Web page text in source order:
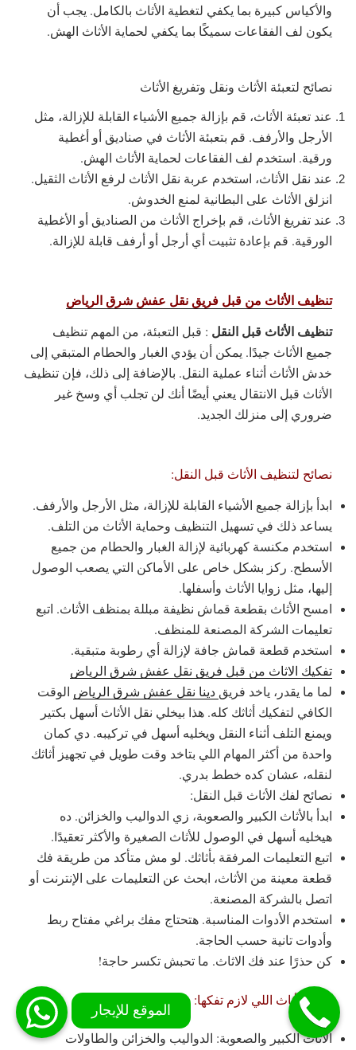
والأكياس كبيرة بما يكفي لتغطية الأثاث بالكامل. يجب أن
يكون لف الفقاعات سميكًا بما يكفي لحماية الأثاث الهش.
نصائح لتعبئة الأثاث ونقل وتفريغ الأثاث
عند تعبئة الأثاث، قم بإزالة جميع الأشياء القابلة للإزالة، مثل
الأرجل والأرفف. قم بتعبئة الأثاث في صناديق أو أغطية
ورقية. استخدم لف الفقاعات لحماية الأثاث الهش.
عند نقل الأثاث، استخدم عربة نقل الأثاث لرفع الأثاث الثقيل.
انزلق الأثاث على البطانية لمنع الخدوش.
عند تفريغ الأثاث، قم بإخراج الأثاث من الصناديق أو الأغطية
الورقية. قم بإعادة تثبيت أي أرجل أو أرفف قابلة للإزالة.
تنظيف الأثاث من قبل فريق نقل عفش شرق الرياض
تنظيف الأثاث قبل النقل : قبل التعبئة، من المهم تنظيف
جميع الأثاث جيدًا. يمكن أن يؤدي الغبار والحطام المتبقي إلى
خدش الأثاث أثناء عملية النقل. بالإضافة إلى ذلك، فإن تنظيف
الأثاث قبل الانتقال يعني أيضًا أنك لن تجلب أي وسخ غير
ضروري إلى منزلك الجديد.
نصائح لتنظيف الأثاث قبل النقل:
ابدأ بإزالة جميع الأشياء القابلة للإزالة، مثل الأرجل والأرفف.
يساعد ذلك في تسهيل التنظيف وحماية الأثاث من التلف.
استخدم مكنسة كهربائية لإزالة الغبار والحطام من جميع
الأسطح. ركز بشكل خاص على الأماكن التي يصعب الوصول
إليها، مثل زوايا الأثاث وأسفلها.
امسح الأثاث بقطعة قماش نظيفة مبللة بمنظف الأثاث. اتبع
تعليمات الشركة المصنعة للمنظف.
استخدم قطعة قماش جافة لإزالة أي رطوبة متبقية.
تفكيك الاثاث من قبل فريق نقل عفش شرق الرياض
لما ما يقدر، ياخد فريق دينا نقل عفش شرق الرياض الوقت
الكافي لتفكيك أثاثك كله. هذا بيخلي نقل الأثاث أسهل بكتير
ويمنع التلف أثناء النقل ويخليه أسهل في تركيبه. دي كمان
واحدة من أكثر المهام اللي بتاخد وقت طويل في تجهيز أثاثك
لنقله، عشان كده خطط بدري.
نصائح لفك الأثاث قبل النقل:
ابدأ بالأثاث الكبير والصعوبة، زي الدواليب والخزائن. ده
هيخليه أسهل في الوصول للأثاث الصغيرة والأكثر تعقيدًا.
اتبع التعليمات المرفقة بأثاثك. لو مش متأكد من طريقة فك
قطعة معينة من الأثاث، ابحث عن التعليمات على الإنترنت أو
اتصل بالشركة المصنعة.
استخدم الأدوات المناسبة. هتحتاج مفك براغي مفتاح ربط
وأدوات تانية حسب الحاجة.
كن حذرًا عند فك الاثاث. ما تحبش تكسر حاجة!
قطع الأثاث اللي لازم تفكها:
الأثاث الكبير والصعوبة: الدواليب والخزائن والطاولات